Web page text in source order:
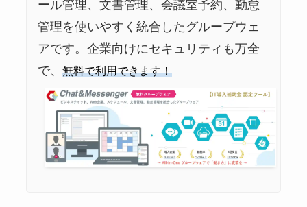
ール管理、文書管理、会議室予約、勤怠
管理を使いやすく統合したグループウェ
アです。企業向けにセキュリティも万全
で、無料で利用できます！